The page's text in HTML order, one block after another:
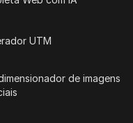
UTM
de imagens
Palavras-
Perguntas e